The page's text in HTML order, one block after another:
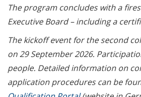
Führung neu gedacht –
Leadership Forum geht
Rethinking Leadership –
Leadership Forum
Enters Its Second
Round
The program concludes with a
Executive Board– including a
The kickoff event for the second
on 29 September 2026.
people. Detailed information on
application procedures can be